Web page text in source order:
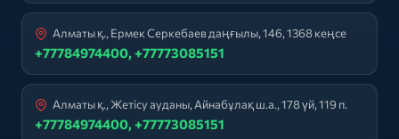
Алматы қ., Ермек Серкебаев даңғылы, 146, 1368 кеңсе
+77784974400, +77773085151
Алматы қ., Жетісу ауданы, Айнабұлақ ш.а., 178 үй, 119 п.
+77784974400, +77773085151